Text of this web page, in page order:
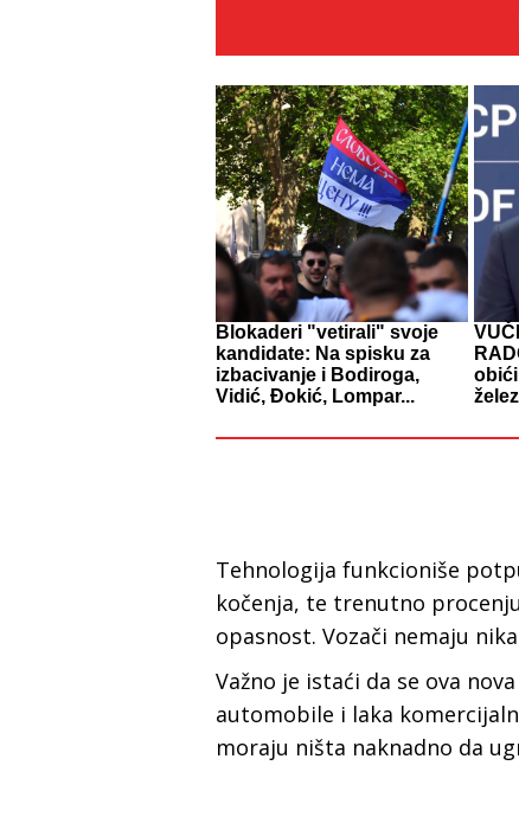
Blokaderi "vetirali" svoje
kandidate: Na spisku za
izbacivanje i Bodiroga,
Vidić, Đokić, Lompar...
Tehnologija funkcioniše
kočenja, te trenutno
opasnost. Vozači nemaju
Važno je istaći da se ova
automobile i laka
moraju ništa naknadno da